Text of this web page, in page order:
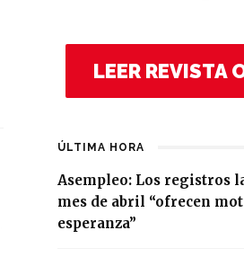
LEER REVISTA
ÚLTIMA HORA
Asempleo: Los registros
mes de abril “ofrecen
esperanza”